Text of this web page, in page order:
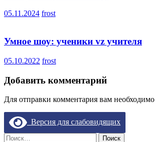
05.11.2024 frost
Умное шоу: ученики vz учителя
05.10.2022 frost
Добавить комментарий
Для отправки комментария вам необходимо
Версия для слабовидящих
Найти: